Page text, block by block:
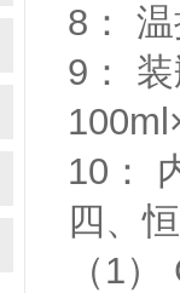
8：
9：
10：
四、
（1